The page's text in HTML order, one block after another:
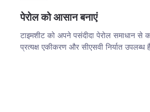
पेरोल को आसान बनाएं
टाइमशीट को अपने पसंदीदा पेरोल समाधान से
प्रत्यक्ष एकीकरण और सीएसवी निर्यात उपलब्ध